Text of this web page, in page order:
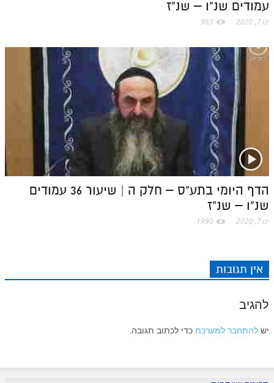
עמודים שנ"ו – שנ"ז
ינו 7, 2020 963
הדף היומי בתע"ס – חלק ה | שיעור 36 עמודים
שנ"ו – שנ"ז
ינו 7, 2020 1990
אין תגובות
להגיב
יש להתחבר למערכת כדי לכתוב תגובה.